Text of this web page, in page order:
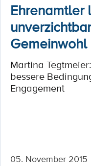
Ehrenamtler
Gemeinwohl
Martina
bessere
Engagement
05. November 2015